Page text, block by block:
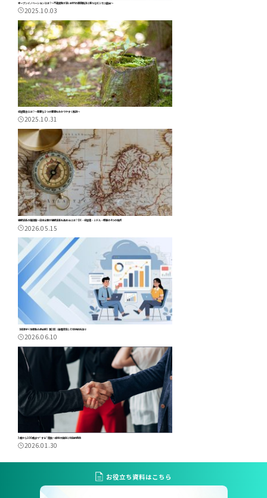
オープンイノベーションとは？～不確実性が高い時代の課題解決と新たなビジネス創出～
2025.10.03
経営理念とは？～重要な３つの要素をわかりやすく解説～
2025.10.31
組織変革の羅針盤～日本企業が組織変革を進めるには？ DX・経営者・ミドル・標準の4つの視点
2026.05.15
【経済学×生産性の最前線】第2回：価格設定こそ科学的方法で
2026.06.10
3歳から100歳まで“する”競技～卓球の価値と社会的使命
2026.01.30
お役立ち資料はこちら